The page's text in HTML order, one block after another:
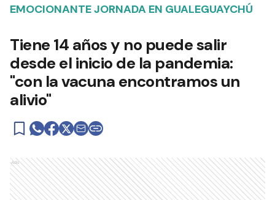
EMOCIONANTE JORNADA EN GUALEGUAYCHÚ
Tiene 14 años y no puede salir
desde el inicio de la pandemia:
"con la vacuna encontramos un
alivio"
Ads